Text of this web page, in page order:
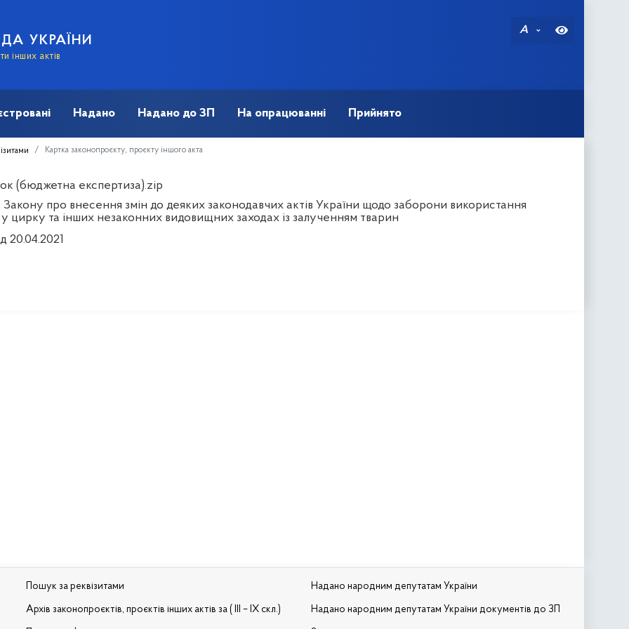
УКРАЇНИ
інших актів
A
Надано Надано до ЗП На опрацюванні Прийнято
Картка законопроєкту, проєкту іншого акта
(бюджетна експертиза).zip
про внесення змін до деяких законодавчих актів України щодо заборони використання
цирку та інших незаконних видовищних заходах із залученням тварин
20.04.2021
Пошук за реквізитами
Архів законопроєктів, проєктів інших актів за ( III – IX скл.)
Надано народним депутатам України
Надано народним депутатам України документів до ЗП